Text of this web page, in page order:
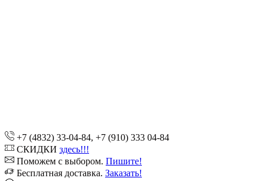
+7 (4832) 33-04-84, +7 (910) 333 04-84
СКИДКИ здесь!!!
Поможем с выбором. Пишите!
Бесплатная доставка. Заказать!